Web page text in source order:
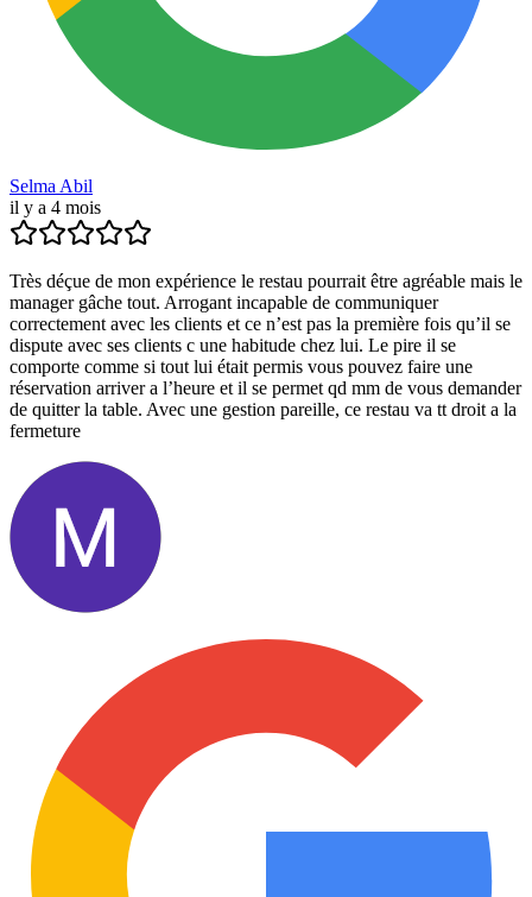
Selma Abil
il y a 4 mois
Très déçue de mon expérience le restau pourrait être agréable mais le
manager gâche tout. Arrogant incapable de communiquer
correctement avec les clients et ce n’est pas la première fois qu’il se
dispute avec ses clients c une habitude chez lui. Le pire il se
comporte comme si tout lui était permis vous pouvez faire une
réservation arriver a l’heure et il se permet qd mm de vous demander
de quitter la table. Avec une gestion pareille, ce restau va tt droit a la
fermeture